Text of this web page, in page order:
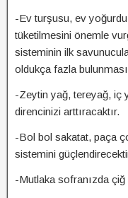
-Ev turşusu, ev
tüketilmesini önemle
sisteminin ilk
oldukça fazla
-Zeytin yağ, tereyağ, iç
direncinizi arttıracaktır.
-Bol bol sakatat, paça
sistemini
-Mutlaka sofranızda